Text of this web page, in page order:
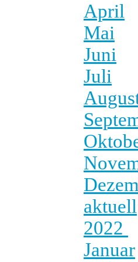
April
Mai
Juni
Juli
aktuell
2022
Januar